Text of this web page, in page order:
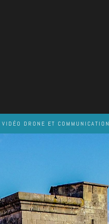
VIDÉO DRONE ET COMMUNICATION